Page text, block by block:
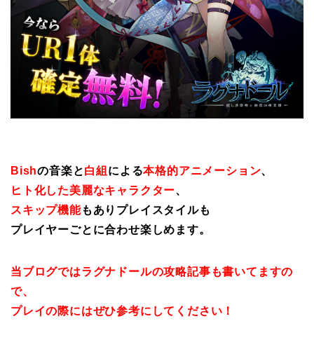
Bishの音楽と白組 による本格的アニメーション、
ヒト化した美麗なキャラクター、
スキップ機能もありプレイスタイルも
プレイヤーごとに合わせ楽しめます。
当ブログではラグナドールの攻略記事も書いてますの
で、
プレイの際にはぜひ参考にしてください！